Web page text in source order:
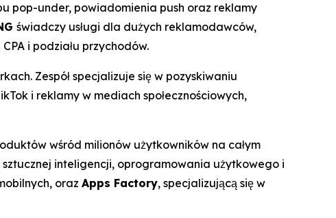
pop-under, powiadomienia push oraz reklamy
świadczy usługi dla dużych reklamodawców,
i podziału przychodów.
Zespół specjalizuje się w pozyskiwaniu
i reklamy w mediach społecznościowych,
wśród milionów użytkowników na całym
inteligencji, oprogramowania użytkowego i
oraz Apps Factory, specjalizującą się w